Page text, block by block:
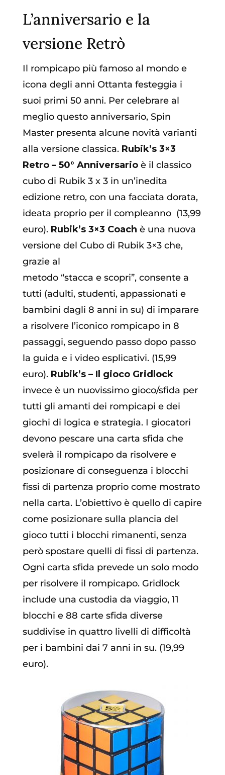
L’anniversario e la
versione Retrò
Il rompicapo più famoso al mondo e
icona degli anni Ottanta festeggia i
suoi primi 50 anni. Per celebrare al
meglio questo anniversario, Spin
Master presenta alcune novità varianti
alla versione classica. Rubik’s 3×3
Retro – 50° Anniversarioè il classico
cubo di Rubik 3 x 3 in un’inedita
edizione retro, con una facciata dorata,
ideata proprio per il compleanno (13,99
euro).Rubik’s 3×3 Coach è una nuova
versione del Cubo di Rubik 3×3 che,
grazie al
metodo “stacca e scopri”, consente a
tutti (adulti, studenti, appassionati e
bambini dagli 8 anni in su) di imparare
a risolvere l’iconico rompicapo in 8
passaggi, seguendo passo dopo passo
la guida e i video esplicativi. (15,99
euro). Rubik’s – Il gioco Gridlock
invece è un nuovissimo gioco/sfida per
tutti gli amanti dei rompicapi e dei
giochi di logica e strategia. I giocatori
devono pescare una carta sfida che
svelerà il rompicapo da risolvere e
posizionare di conseguenza i blocchi
fissi di partenza proprio come mostrato
nella carta. L’obiettivo è quello di capire
come posizionare sulla plancia del
gioco tutti i blocchi rimanenti, senza
però spostare quelli di fissi di partenza.
Ogni carta sfida prevede un solo modo
per risolvere il rompicapo. Gridlock
include una custodia da viaggio, 11
blocchi e 88 carte sfida diverse
suddivise in quattro livelli di difficoltà
per i bambini dai 7 anni in su. (19,99
euro).